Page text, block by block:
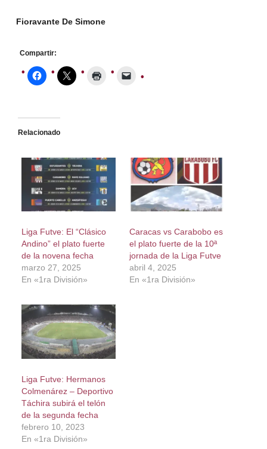
Fioravante De Simone
Compartir:
Relacionado
Liga Futve: El “Clásico
Andino” el plato fuerte
de la novena fecha
marzo 27, 2025
En «1ra División»
Caracas vs Carabobo es
el plato fuerte de la 10ª
jornada de la Liga Futve
abril 4, 2025
En «1ra División»
Liga Futve: Hermanos
Colmenárez – Deportivo
Táchira subirá el telón
de la segunda fecha
febrero 10, 2023
En «1ra División»